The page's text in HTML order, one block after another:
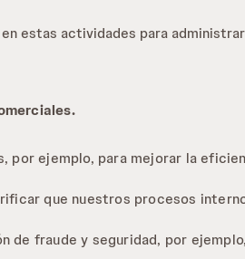
estas actividades para
por ejemplo, para mejorar la
que nuestros procesos
de fraude y seguridad, por